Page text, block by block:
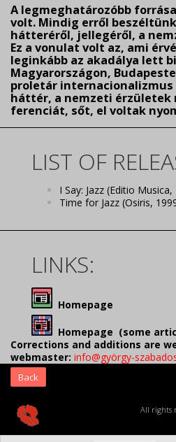
A legmeghatározóbb
volt. Mindig erről
hátteréről, jellegéről, a
Ez a vonulat volt az, ami
leginkább az akadálya lett
Magyarországon,
proletár internacionalizmus
háttér, a nemzeti érzületek
ferenciát, sőt, el voltak
LIST OF
I Say: Jazz (Editio Musica,
Time for Jazz (Osiris,
LINKS:
Homepage
Homepage (some
Corrections and additions are
webmaster: info@györgy-
Back
Copyright ©
All rights